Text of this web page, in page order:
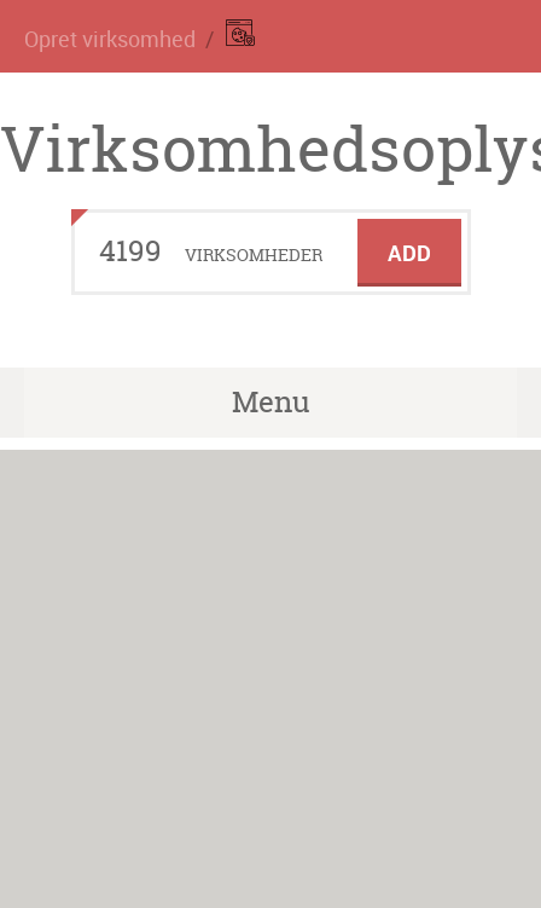
Opret virksomhed
4199 VIRKSOMHEDER ADD
Menu